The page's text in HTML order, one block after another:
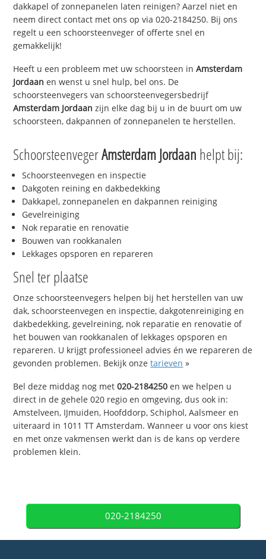
dakkapel of zonnepanelen laten reinigen? Aarzel niet en
neem direct contact met ons op via 020-2184250. Bij ons
regelt u een schoorsteenveger of offerte snel en
gemakkelijk!
Heeft u een probleem met uw schoorsteen inAmsterdam
Jordaan en wenst u snel hulp, bel ons. De
schoorsteenvegers van schoorsteenvegersbedrijf
Amsterdam Jordaan zijn elke dag bij u in de buurt om uw
schoorsteen, dakpannen of zonnepanelen te herstellen.
SchoorsteenvegerAmsterdam Jordaan helpt bij:
Schoorsteenvegen en inspectie
Dakgoten reining en dakbedekking
Dakkapel, zonnepanelen en dakpannen reiniging
Gevelreiniging
Nok reparatie en renovatie
Bouwen van rookkanalen
Lekkages opsporen en repareren
Snel ter plaatse
Onze schoorsteenvegers helpen bij het herstellen van uw
dak, schoorsteenvegen en inspectie, dakgotenreiniging en
dakbedekking, gevelreining, nok reparatie en renovatie of
het bouwen van rookkanalen of lekkages opsporen en
repareren. U krijgt professioneel advies én we repareren de
gevonden problemen. Bekijk onzetarieven »
Bel deze middag nog met020-2184250 en we helpen u
direct in de gehele 020 regio en omgeving, dus ook in:
Amstelveen, IJmuiden, Hoofddorp, Schiphol, Aalsmeer en
uiteraard in 1011 TT Amsterdam. Wanneer u voor ons kiest
en met onze vakmensen werkt dan is de kans op verdere
problemen klein.
020-2184250